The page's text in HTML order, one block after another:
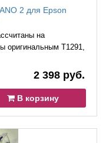
2 для Epson
на
оригинальным T1291,
2 398 руб.
В корзину